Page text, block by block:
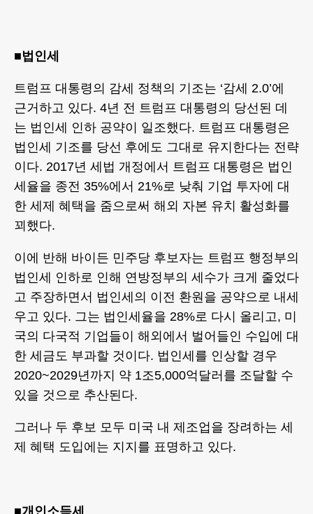
■법인세
트럼프 대통령의 감세 정책의 기조는 ‘감세 2.0’에
근거하고 있다. 4년 전 트럼프 대통령의 당선된 데
는 법인세 인하 공약이 일조했다. 트럼프 대통령은
법인세 기조를 당선 후에도 그대로 유지한다는 전략
이다. 2017년 세법 개정에서 트럼프 대통령은 법인
세율을 종전 35%에서 21%로 낮춰 기업 투자에 대
한 세제 혜택을 줌으로써 해외 자본 유치 활성화를
꾀했다.
이에 반해 바이든 민주당 후보자는 트럼프 행정부의
법인세 인하로 인해 연방정부의 세수가 크게 줄었다
고 주장하면서 법인세의 이전 환원을 공약으로 내세
우고 있다. 그는 법인세율을 28%로 다시 올리고, 미
국의 다국적 기업들이 해외에서 벌어들인 수입에 대
한 세금도 부과할 것이다. 법인세를 인상할 경우
2020~2029년까지 약 1조5,000억달러를 조달할 수
있을 것으로 추산된다.
그러나 두 후보 모두 미국 내 제조업을 장려하는 세
제 혜택 도입에는 지지를 표명하고 있다.